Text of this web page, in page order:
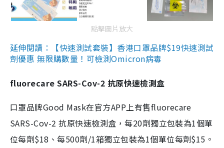
點擊圖片放大
延伸閱讀：【快速測試套裝】香港口罩品牌$19快速測試
劑優惠 無限購數量！可檢測Omicron病毒
fluorecare SARS-Cov-2 抗原快速檢測盒
口罩品牌Good Mask在官方APP上有售fluorecare
SARS-Cov-2 抗原快速檢測盒，每20劑獨立包裝為1個單
位每劑$18、每500劑/1箱獨立包裝為1個單位每劑$15。